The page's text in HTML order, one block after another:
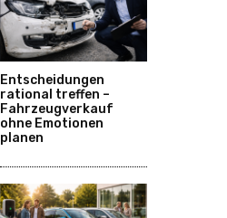
Entscheidungen
rational treffen –
Fahrzeugverkauf
ohne Emotionen
planen